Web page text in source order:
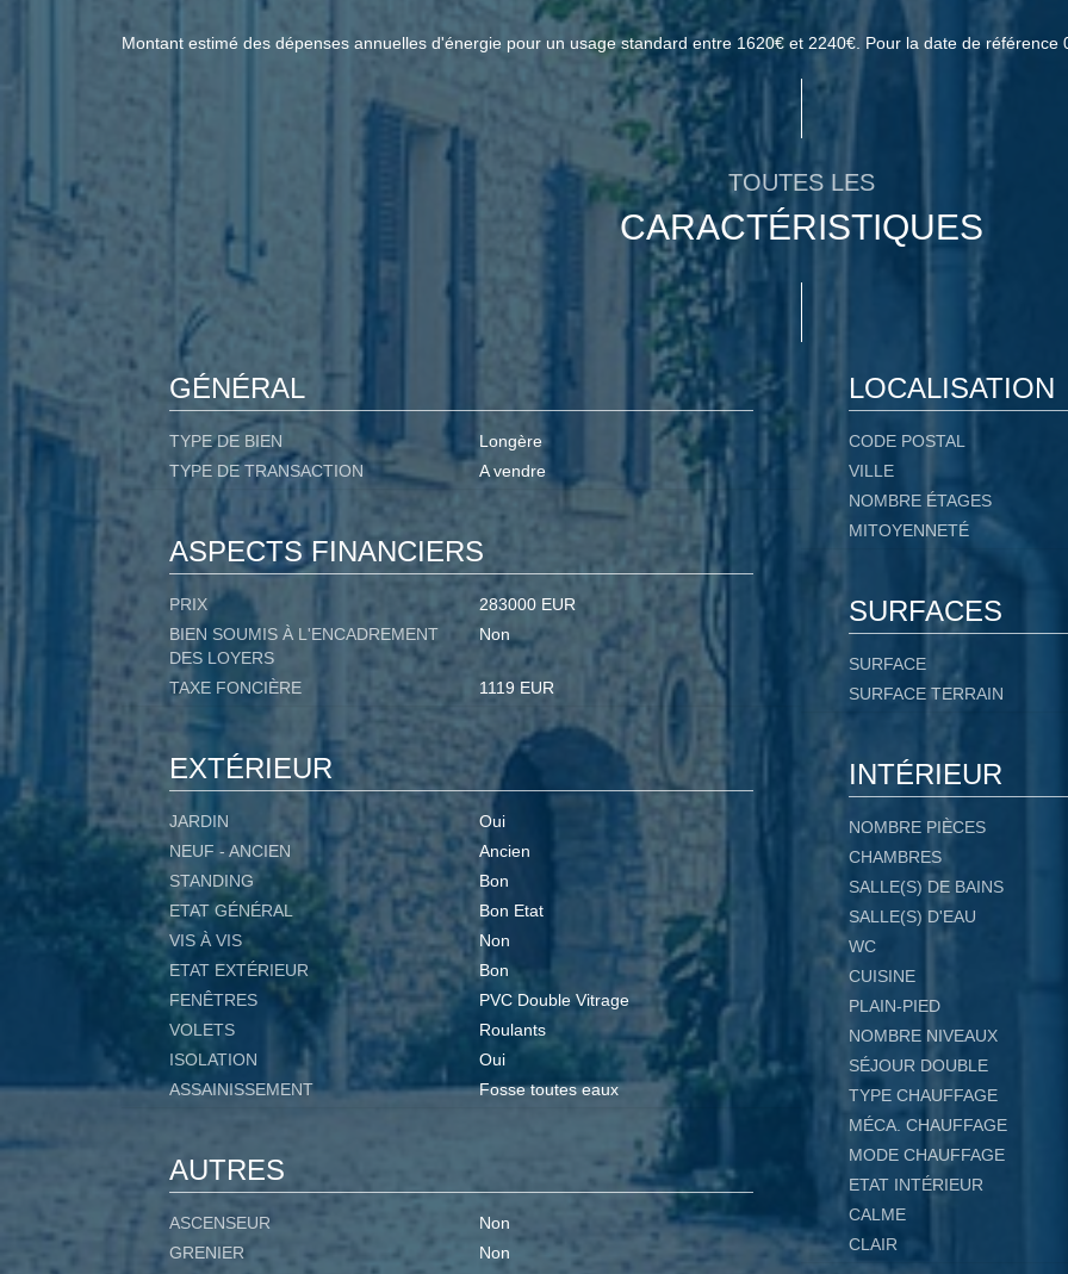
Montant estimé des dépenses annuelles d'énergie pour un usage standard entre 1620€ et 2240€. Pour la date de référence
TOUTES LES
CARACTÉRISTIQUES
GÉNÉRAL
TYPE DE BIEN
Longère
TYPE DE TRANSACTION
A vendre
LOCALISATION
CODE POSTAL
VILLE
NOMBRE ÉTAGES
MITOYENNETÉ
ASPECTS FINANCIERS
PRIX
283000 EUR
BIEN SOUMIS À L'ENCADREMENT
DES LOYERS
Non
TAXE FONCIÈRE 1119 EUR
SURFACES
SURFACE
SURFACE TERRAIN
EXTÉRIEUR
JARDIN
Oui
NEUF - ANCIEN
Ancien
STANDING
Bon
ETAT GÉNÉRAL
Bon Etat
VIS À VIS
Non
ETAT EXTÉRIEUR
Bon
FENÊTRES
PVC Double Vitrage
VOLETS
Roulants
ISOLATION
Oui
ASSAINISSEMENT
Fosse toutes eaux
INTÉRIEUR
NOMBRE PIÈCES
CHAMBRES
SALLE(S) DE BAINS
SALLE(S) D'EAU
WC
CUISINE
PLAIN-PIED
NOMBRE NIVEAUX
SÉJOUR DOUBLE
TYPE CHAUFFAGE
MÉCA. CHAUFFAGE
MODE CHAUFFAGE
ETAT INTÉRIEUR
CALME
CLAIR
AUTRES
ASCENSEUR
Non
GRENIER
Non